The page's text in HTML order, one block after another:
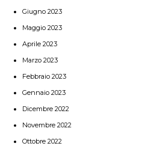
Giugno 2023
Maggio 2023
Aprile 2023
Marzo 2023
Febbraio 2023
Gennaio 2023
Dicembre 2022
Novembre 2022
Ottobre 2022